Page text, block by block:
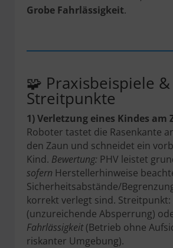
Grobe Fahrlässigkeit.
🧩 Praxisbeispiele
Streitpunkte
1) Verletzung eines Kindes am
Roboter tastet die Rasenkante
den Zaun und schneidet ein
Kind. Bewertung: PHV leistet
sofern Herstellerhinweise
Sicherheitsabstände/
korrekt verlegt sind. Streitpunkt:
(unzureichende Absperrung)
Fahrlässigkeit(Betrieb ohne
riskanter Umgebung).